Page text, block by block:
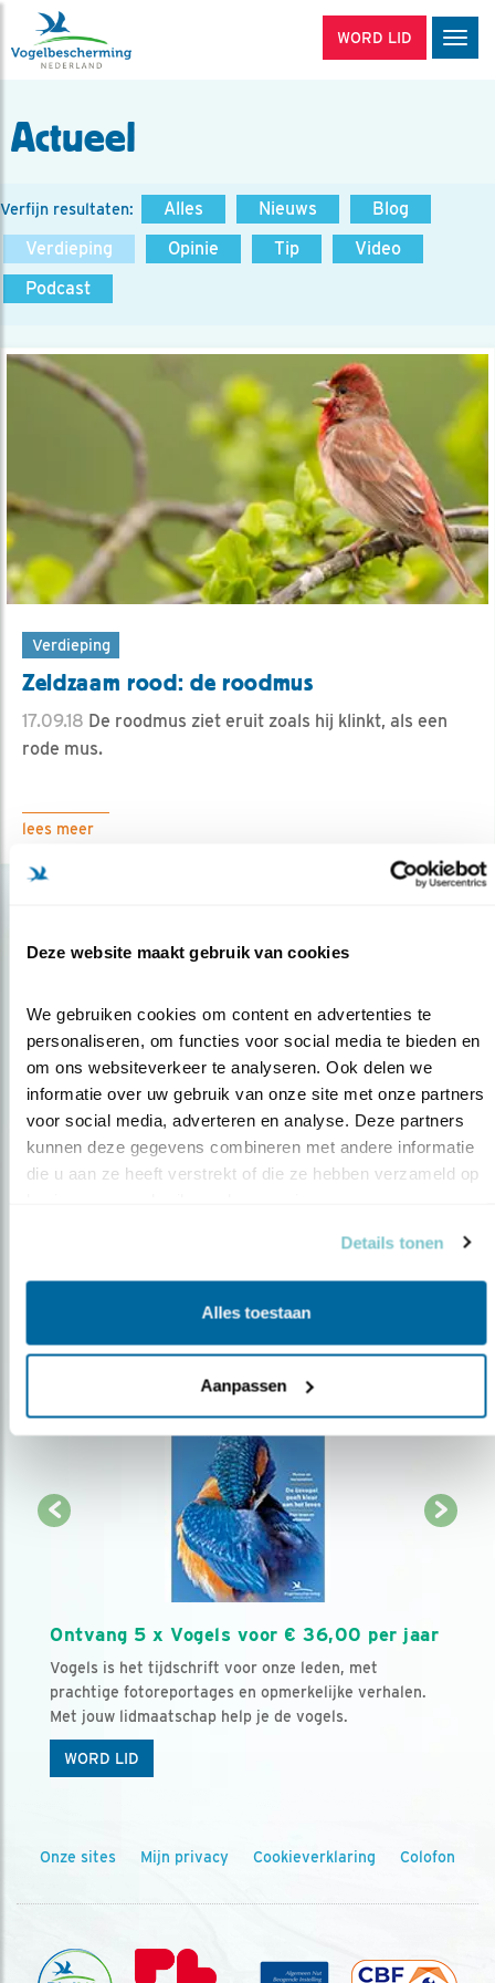
Deze website maakt gebruik van cookies
We gebruiken cookies om content en advertenties te
personaliseren, om functies voor social media te bieden en
om ons websiteverkeer te analyseren. Ook delen we
informatie over uw gebruik van onze site met onze partners
voor social media, adverteren en analyse. Deze partners
kunnen deze gegevens combineren met andere informatie
die u aan ze heeft verstrekt of die ze hebben verzameld op
Details tonen
Alles toestaan
Aanpassen
WORD LID
Actueel
Verfijn resultaten: Alles Nieuws
Blog
Verdieping
Opinie Tip
Video
Podcast
Verdieping
Zeldzaam rood: de roodmus
17.09.18 De roodmus ziet eruit zoals hij klinkt, als een
rode mus.
lees meer
Op de hoogte blijven?
Meld je aan en ontvang nieuws, inspiratie, acties en tips
over vogels en activiteiten van Vogelbescherming.
AANMELDEN VOGELNIEUWS
Ontvang 5 x Vogels voor € 36,00 per jaar
Vogels is het tijdschrift voor onze leden, met
prachtige fotoreportages en opmerkelijke verhalen.
Met jouw lidmaatschap help je de vogels.
WORD LID
Onze sites Mijn privacy Cookieverklaring Colofon